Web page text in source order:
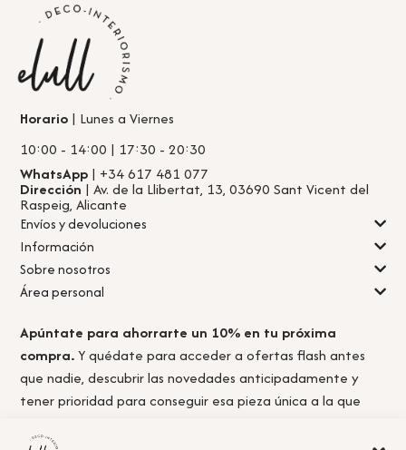
Horario | Lunes a Viernes
10:00 - 14:00 | 17:30 - 20:30
WhatsApp | +34 617 481 077
Dirección | Av. de la Llibertat, 13, 03690 Sant Vicent del
Raspeig, Alicante
Envíos y devoluciones
Información
Sobre nosotros
Área personal
Apúntate para ahorrarte un 10% en tu próxima
compra.Y quédate para acceder a ofertas flash antes
que nadie, descubrir las novedades anticipadamente y
tener prioridad para conseguir esa pieza única a la que